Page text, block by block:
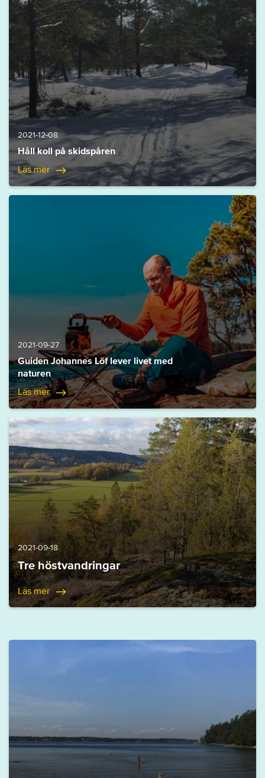
2021-12-08
Håll koll på skidspåren
Läs mer
2021-09-27
Guiden Johannes Löf lever livet med
naturen
Läs mer
2021-09-18
Tre höstvandringar
Läs mer